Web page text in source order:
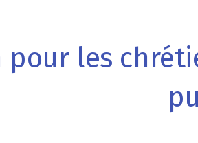
pour les